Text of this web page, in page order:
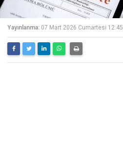
Yayınlanma: 07 Mart 2026 Cumartesi 12:45